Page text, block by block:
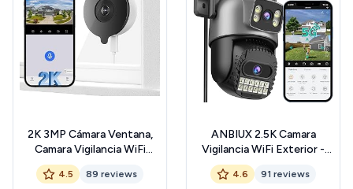
2K 3MP Cámara Ventana,
Camara Vigilancia WiFi
Interior 2.4/5GHz, Para
Vigilancia Exterior, Visión
4.5 89 reviews
ANBIUX 2.5K Camara
Vigilancia WiFi Exterior -
2,4/5G WiFi
360°PTZ,Camara De
4.6 91 reviews